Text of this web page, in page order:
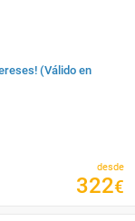
(Válido en
desde
322€